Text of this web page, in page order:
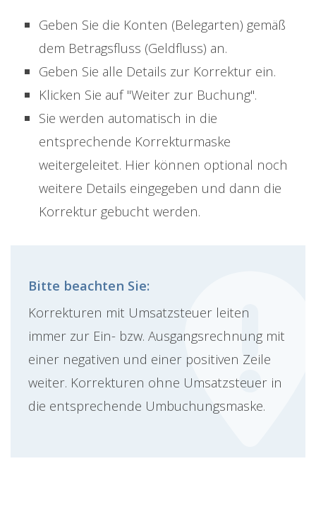
Geben Sie die Konten (Belegarten) gemäß
dem Betragsfluss (Geldfluss) an.
Geben Sie alle Details zur Korrektur ein.
Klicken Sie auf "Weiter zur Buchung".
Sie werden automatisch in die
entsprechende Korrekturmaske
weitergeleitet. Hier können optional noch
weitere Details eingegeben und dann die
Korrektur gebucht werden.
Bitte beachten Sie:
Korrekturen mit Umsatzsteuer leiten
immer zur Ein- bzw. Ausgangsrechnung mit
einer negativen und einer positiven Zeile
weiter. Korrekturen ohne Umsatzsteuer in
die entsprechende Umbuchungsmaske.